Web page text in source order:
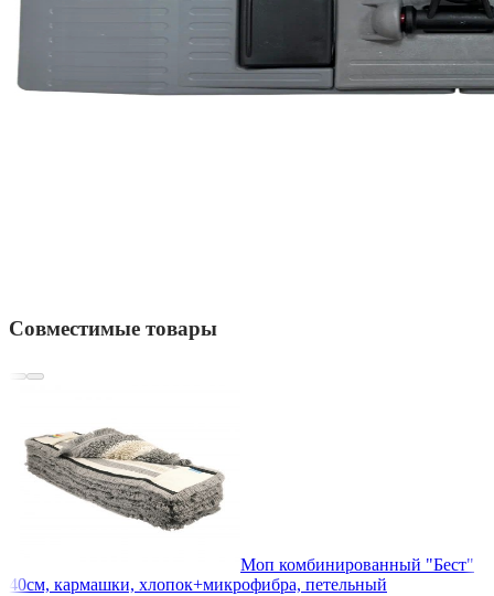
Совместимые товары
Моп комбинированный "Бест"
40см, кармашки, хлопок+микрофибра, петельный